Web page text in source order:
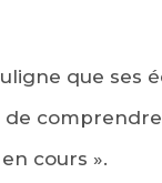
que
comprendre
cours ».